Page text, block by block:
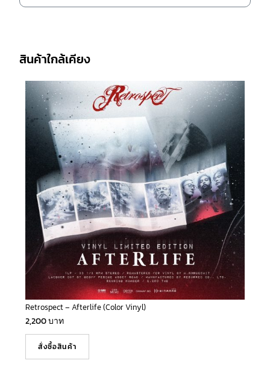
สินค้าใกล้เคียง
Retrospect – Afterlife (Color Vinyl)
2,200บาท
สั่งซื้อสินค้า